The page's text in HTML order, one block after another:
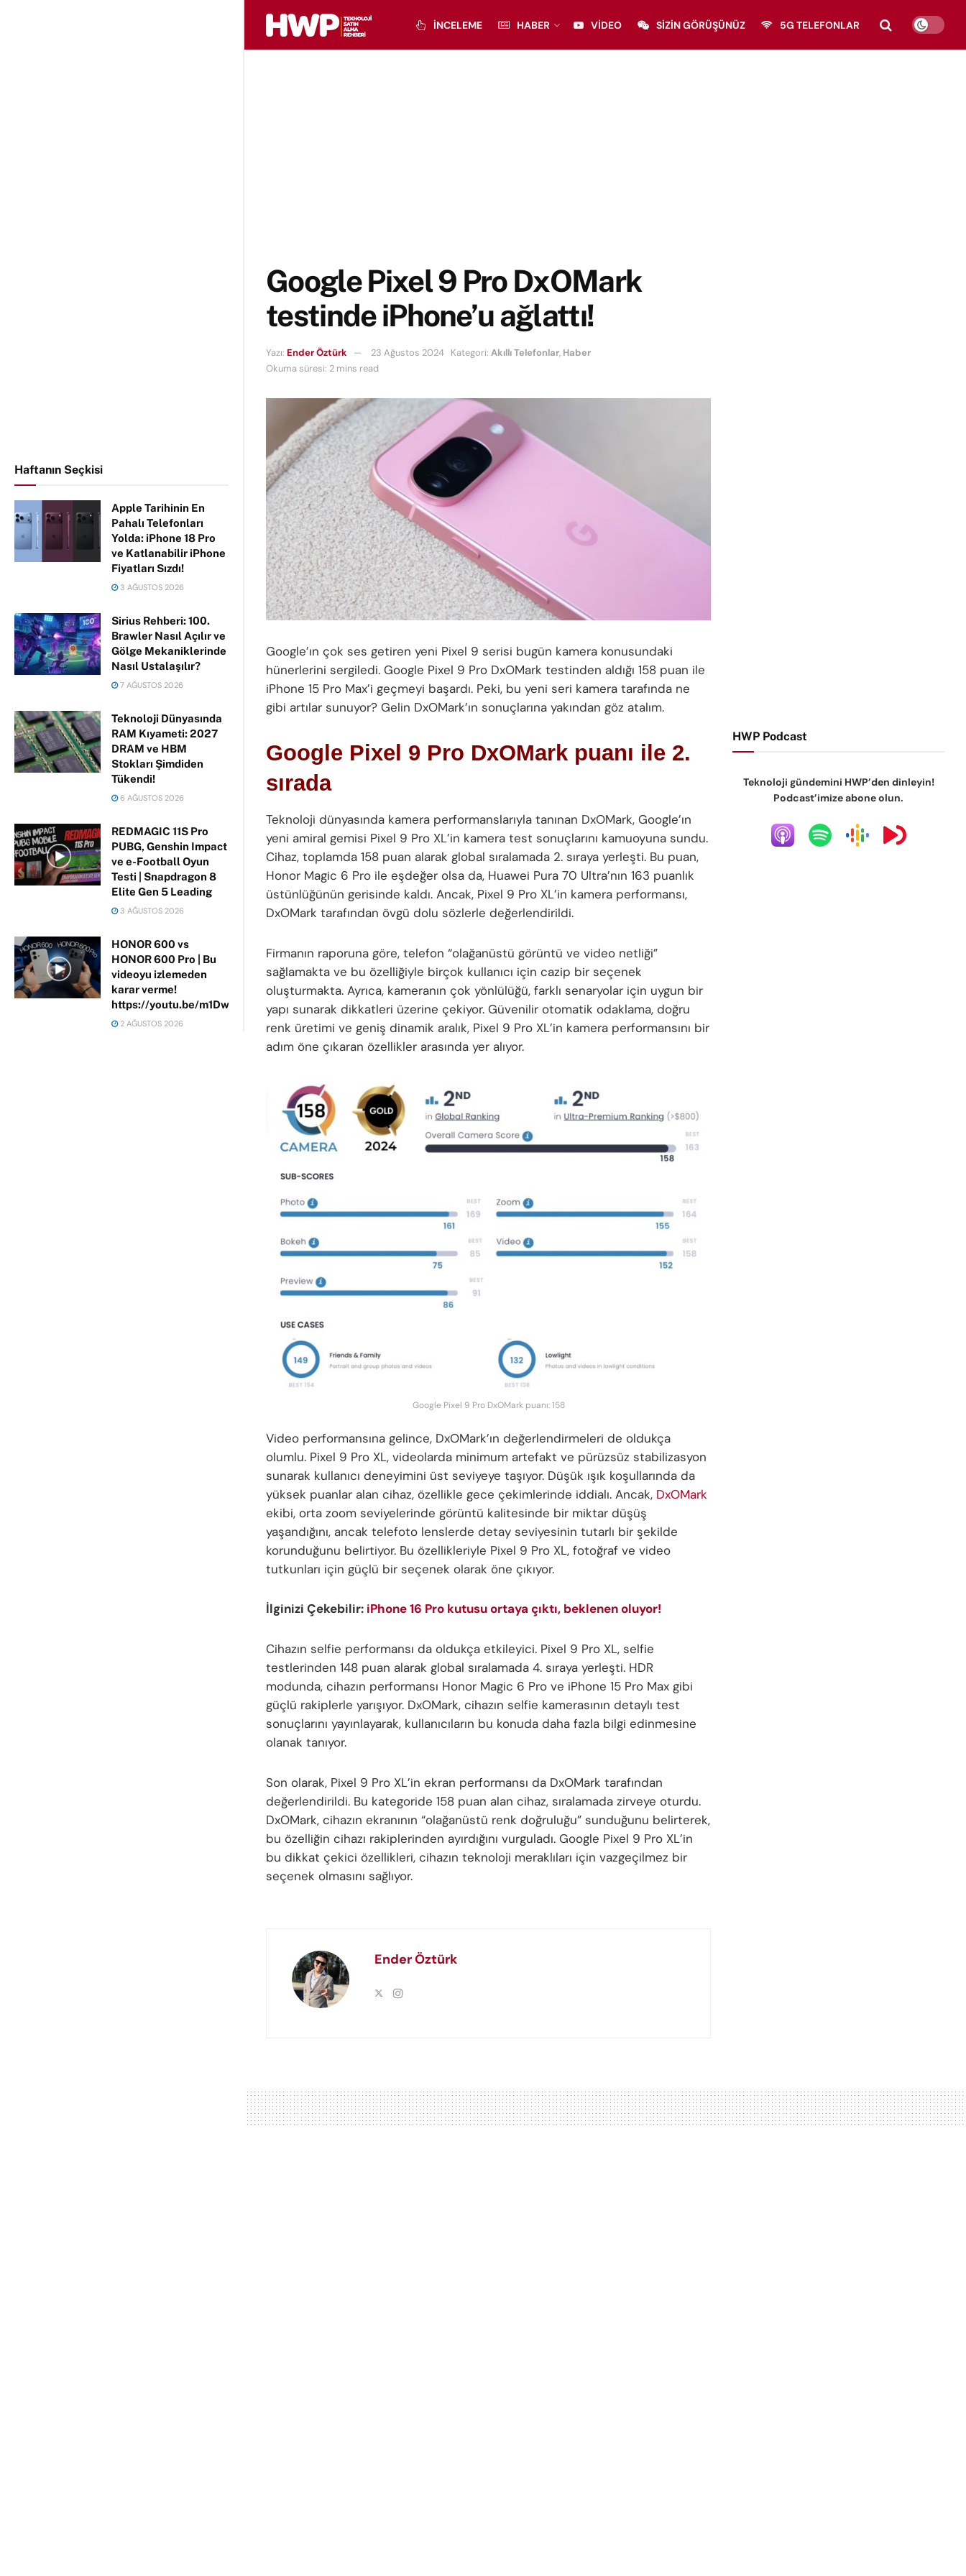
Haftanın Seçkisi
Apple Tarihinin En
Pahalı Telefonları
Yolda: iPhone 18 Pro
ve Katlanabilir iPhone
Fiyatları Sızdı!
3 AĞUSTOS 2026
Sirius Rehberi: 100.
Brawler Nasıl Açılır ve
Gölge Mekaniklerinde
Nasıl Ustalaşılır?
7 AĞUSTOS 2026
Teknoloji Dünyasında
RAM Kıyameti: 2027
DRAM ve HBM
Stokları Şimdiden
Tükendi!
6 AĞUSTOS 2026
REDMAGIC 11S Pro
PUBG, Genshin Impact
ve e-Football Oyun
Testi | Snapdragon 8
Elite Gen 5 Leading
3 AĞUSTOS 2026
HONOR 600 vs
HONOR 600 Pro | Bu
videoyu izlemeden
karar verme!
https://youtu.be/m1DwhP3lPCM
2 AĞUSTOS 2026
İNCELEME HABER VIDEO SIZIN GÖRÜŞÜNÜZ 5G TELEFONLAR
Google Pixel 9 Pro DxOMark
testinde iPhone’u ağlattı!
Yazı: Ender Öztürk 23 Ağustos 2024 Kategori: Akıllı Telefonlar, Haber
Okuma süresi: 2 mins read
Google’ın çok ses getiren yeni Pixel 9 serisi bugün kamera konusundaki
hünerlerini sergiledi. Google Pixel 9 Pro DxOMark testinden aldığı 158 puan ile
iPhone 15 Pro Max’i geçmeyi başardı. Peki, bu yeni seri kamera tarafında ne
gibi artılar sunuyor? Gelin DxOMark’ın sonuçlarına yakından göz atalım.
Google Pixel 9 Pro DxOMark puanı ile 2.
sırada
Teknoloji dünyasında kamera performanslarıyla tanınan DxOMark, Google’ın
yeni amiral gemisi Pixel 9 Pro XL’in kamera test sonuçlarını kamuoyuna sundu.
Cihaz, toplamda 158 puan alarak global sıralamada 2. sıraya yerleşti. Bu puan,
Honor Magic 6 Pro ile eşdeğer olsa da, Huawei Pura 70 Ultra’nın 163 puanlık
üstünlüğünün gerisinde kaldı. Ancak, Pixel 9 Pro XL’in kamera performansı,
DxOMark tarafından övgü dolu sözlerle değerlendirildi.
Firmanın raporuna göre, telefon “olağanüstü görüntü ve video netliği”
sağlamakta ve bu özelliğiyle birçok kullanıcı için cazip bir seçenek
oluşturmakta. Ayrıca, kameranın çok yönlülüğü, farklı senaryolar için uygun bir
yapı sunarak dikkatleri üzerine çekiyor. Güvenilir otomatik odaklama, doğru
renk üretimi ve geniş dinamik aralık, Pixel 9 Pro XL’in kamera performansını bir
adım öne çıkaran özellikler arasında yer alıyor.
Google Pixel 9 Pro DxOMark puanı: 158
Video performansına gelince, DxOMark’ın değerlendirmeleri de oldukça
olumlu. Pixel 9 Pro XL, videolarda minimum artefakt ve pürüzsüz stabilizasyon
sunarak kullanıcı deneyimini üst seviyeye taşıyor. Düşük ışık koşullarında da
yüksek puanlar alan cihaz, özellikle gece çekimlerinde iddialı. Ancak, DxOMark
ekibi, orta zoom seviyelerinde görüntü kalitesinde bir miktar düşüş
yaşandığını, ancak telefoto lenslerde detay seviyesinin tutarlı bir şekilde
korunduğunu belirtiyor. Bu özellikleriyle Pixel 9 Pro XL, fotoğraf ve video
tutkunları için güçlü bir seçenek olarak öne çıkıyor.
İlginizi Çekebilir: iPhone 16 Pro kutusu ortaya çıktı, beklenen oluyor!
Cihazın selfie performansı da oldukça etkileyici. Pixel 9 Pro XL, selfie
testlerinden 148 puan alarak global sıralamada 4. sıraya yerleşti. HDR
modunda, cihazın performansı Honor Magic 6 Pro ve iPhone 15 Pro Max gibi
güçlü rakiplerle yarışıyor. DxOMark, cihazın selfie kamerasının detaylı test
sonuçlarını yayınlayarak, kullanıcıların bu konuda daha fazla bilgi edinmesine
olanak tanıyor.
Son olarak, Pixel 9 Pro XL’in ekran performansı da DxOMark tarafından
değerlendirildi. Bu kategoride 158 puan alan cihaz, sıralamada zirveye oturdu.
DxOMark, cihazın ekranının “olağanüstü renk doğruluğu” sunduğunu belirterek,
bu özelliğin cihazı rakiplerinden ayırdığını vurguladı. Google Pixel 9 Pro XL’in
bu dikkat çekici özellikleri, cihazın teknoloji meraklıları için vazgeçilmez bir
seçenek olmasını sağlıyor.
Ender Öztürk
HWP Podcast
Teknoloji gündemini HWP’den dinleyin!
Podcast’imize abone olun.